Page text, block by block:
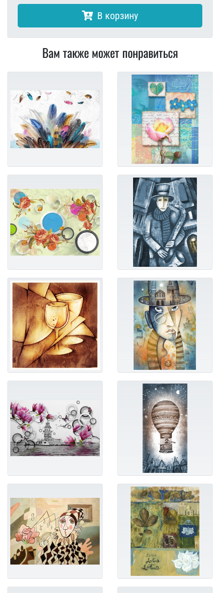
В корзину
Вам также может понравиться